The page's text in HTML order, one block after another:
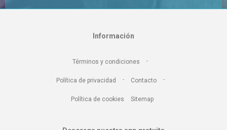
Información
Términos y condiciones -
Política de privacidad - Contacto -
Política de cookies Sitemap